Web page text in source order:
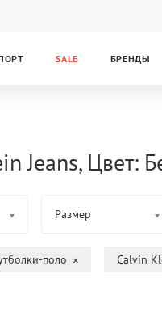
SALE БРЕНДЫ
Jeans, Цвет:
Размер
поло Calvin